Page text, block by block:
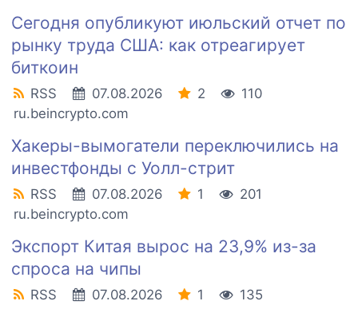
Сегодня опубликуют июльский отчет по
рынку труда США: как отреагирует
биткоин
RSS 07.08.2026 2
110
ru.beincrypto.com
Хакеры-вымогатели переключились на
инвестфонды с Уолл-стрит
RSS 07.08.2026 1
201
ru.beincrypto.com
Экспорт Китая вырос на 23,9% из-за
спроса на чипы
RSS 07.08.2026 1
135